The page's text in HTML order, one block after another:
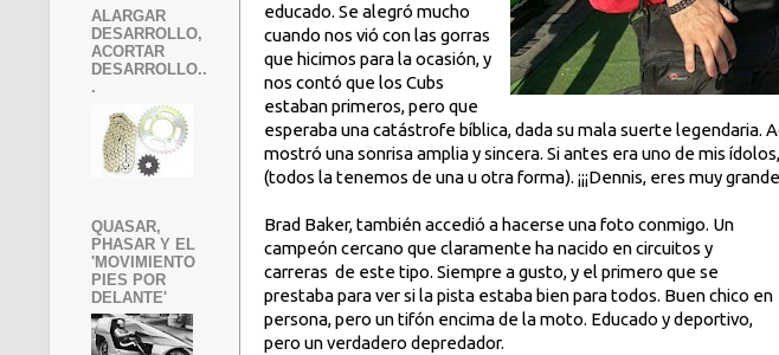
educado. Se alegró mucho
cuando nos vió con las gorras
que hicimos para la ocasión, y
nos contó que los Cubs
estaban primeros, pero que
esperaba una catástrofe bíblica, dada su mala suerte legendaria.
mostró una sonrisa amplia y sincera. Si antes era uno de mis
(todos la tenemos de una u otra forma). ¡¡¡Dennis, eres muy
Brad Baker, también accedió a hacerse una foto conmigo. Un
campeón cercano que claramente ha nacido en circuitos y
carreras de este tipo. Siempre a gusto, y el primero que se
prestaba para ver si la pista estaba bien para todos. Buen chico en
persona, pero un tifón encima de la moto. Educado y deportivo,
pero un verdadero depredador.
ALARGAR
DESARROLLO,
ACORTAR
DESARROLLO..
.
QUASAR,
PHASAR Y EL
'MOVIMIENTO
PIES POR
DELANTE'